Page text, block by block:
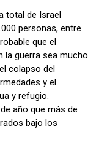
total de Israel
personas, entre
que el
la guerra sea mucho
colapso del
y el
y refugio.
año que más de
bajo los